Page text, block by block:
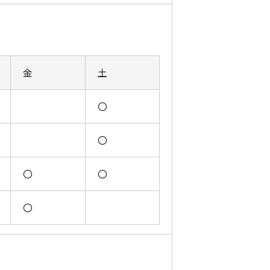
金 土
〇
〇
〇 〇
〇